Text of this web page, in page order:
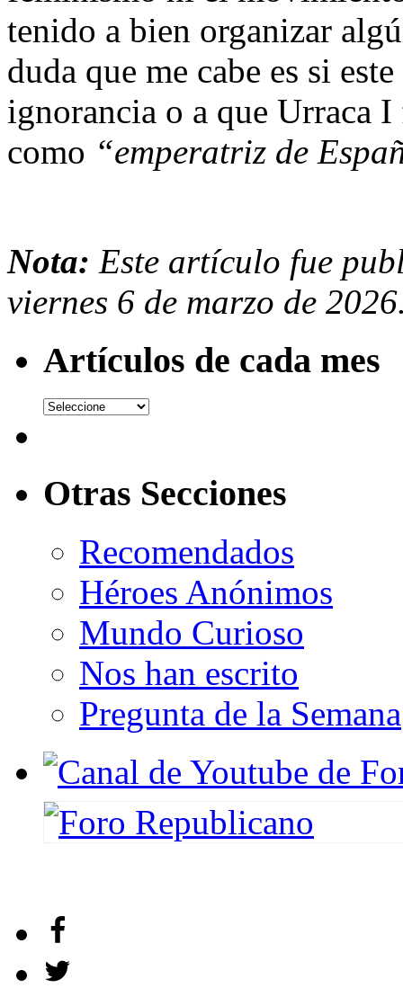
tenido a bien organizar
duda que me cabe es si
ignorancia o a que Urraca
como “emperatriz de
Nota: Este artículo fue
viernes 6 de marzo de
Artículos de cada mes
Otras Secciones
Recomendados
Héroes Anónimos
Mundo Curioso
Nos han escrito
Pregunta de la Semana